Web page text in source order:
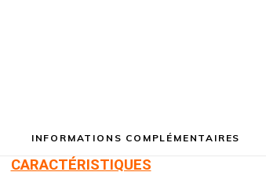
INFORMATIONS COMPLÉMENTAIRES
CARACTÉRISTIQUES